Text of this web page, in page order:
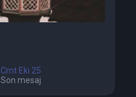
Cmt Eki 25
Son mesaj